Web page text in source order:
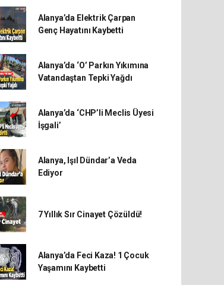
Alanya’da Elektrik Çarpan
Genç Hayatını Kaybetti
Alanya’da ‘O’ Parkın Yıkımına
Vatandaştan Tepki Yağdı
Alanya’da ‘CHP’li Meclis Üyesi
İşgali’
Alanya, Işıl Dündar’a Veda
Ediyor
7 Yıllık Sır Cinayet Çözüldü!
Alanya’da Feci Kaza! 1 Çocuk
Yaşamını Kaybetti